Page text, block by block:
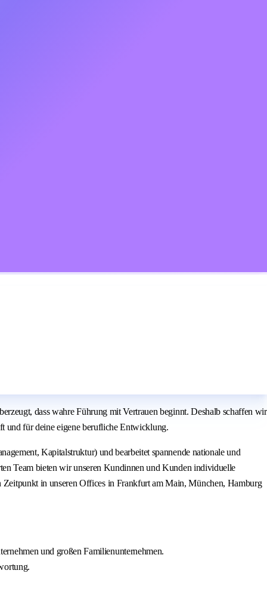
dass wahre Führung mit Vertrauen beginnt. Deshalb schaffen wir
und für deine eigene berufliche Entwicklung.
Kapitalstruktur) und bearbeitet spannende nationale und
Team bieten wir unseren Kundinnen und Kunden individuelle
in unseren Offices in Frankfurt am Main, München, Hamburg
und großen Familienunternehmen.